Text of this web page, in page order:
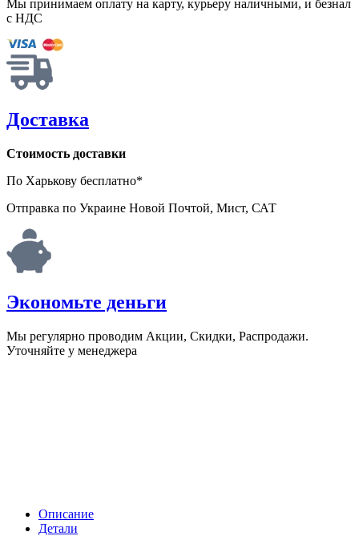
Мы принимаем оплату на карту, курьеру наличными, и безнал
с НДС
Доставка
Стоимость доставки
По Харькову бесплатно*
Отправка по Украине Новой Почтой, Мист, САТ
Экономьте деньги
Мы регулярно проводим Акции, Скидки, Распродажи.
Уточняйте у менеджера
Описание
Детали